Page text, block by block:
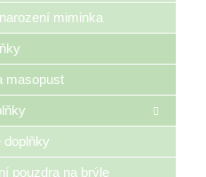
miminka
masopust
doplňky
pouzdra na brýle